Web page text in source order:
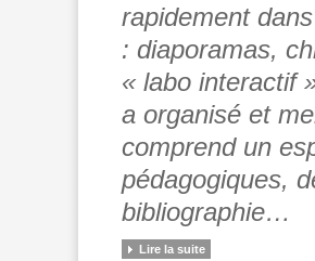
rapidement
: diaporamas,
« labo interactif
a organisé et
comprend un
pédagogiques,
bibliographie…
Lire la suite